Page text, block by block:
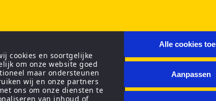
cookies en soortgelijke
om onze website goed
maar ondersteunen
wij en onze partners
ons om onze diensten te
van inhoud of
Alle cookies
Aanpassen